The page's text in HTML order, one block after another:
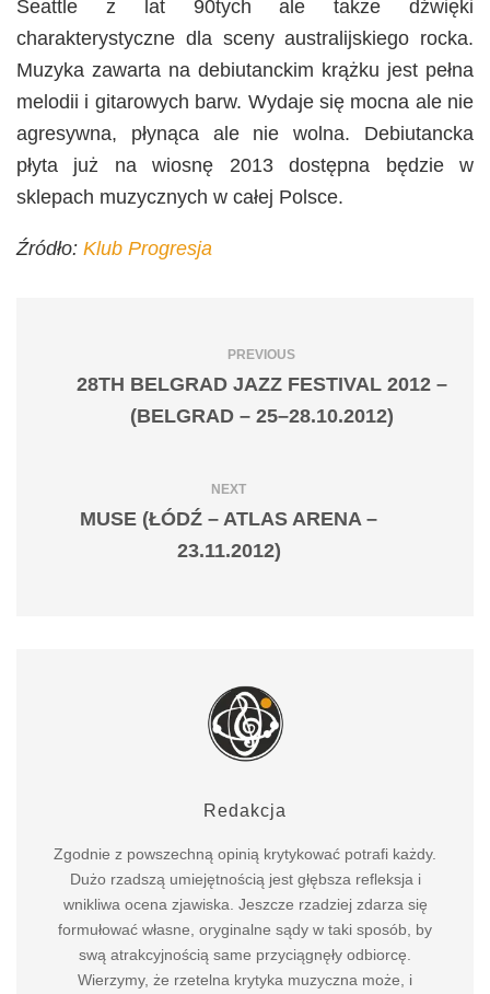
Seattle z lat 90tych ale także dźwięki
charakterystyczne dla sceny australijskiego rocka.
Muzyka zawarta na debiutanckim krążku jest pełna
melodii i gitarowych barw. Wydaje się mocna ale nie
agresywna, płynąca ale nie wolna. Debiutancka
płyta już na wiosnę 2013 dostępna będzie w
sklepach muzycznych w całej Polsce.
Źródło: Klub Progresja
PREVIOUS
28TH BELGRAD JAZZ FESTIVAL 2012 –
(BELGRAD – 25–28.10.2012)
NEXT
MUSE (ŁÓDŹ – ATLAS ARENA –
23.11.2012)
Redakcja
Zgodnie z powszechną opinią krytykować potrafi każdy.
Dużo rzadszą umiejętnością jest głębsza refleksja i
wnikliwa ocena zjawiska. Jeszcze rzadziej zdarza się
formułować własne, oryginalne sądy w taki sposób, by
swą atrakcyjnością same przyciągnęły odbiorcę.
Wierzymy, że rzetelna krytyka muzyczna może, i